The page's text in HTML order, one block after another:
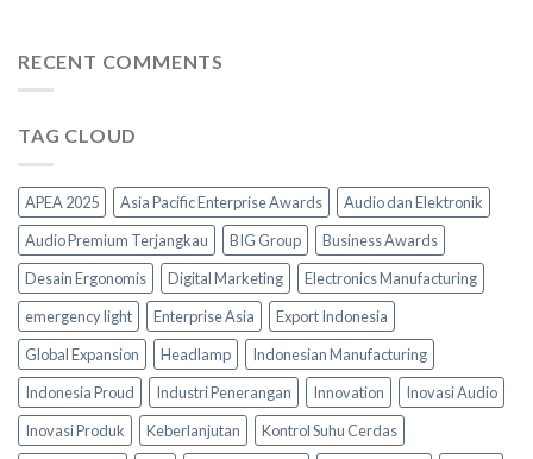
RECENT COMMENTS
TAG CLOUD
APEA 2025 Asia Pacific Enterprise Awards
Audio dan Elektronik
Audio Premium Terjangkau
BIG Group
Business Awards
Desain Ergonomis
Digital Marketing
Electronics Manufacturing
emergency light
Enterprise Asia
Export Indonesia
Global Expansion
Headlamp
Indonesian Manufacturing
Indonesia Proud
Industri Penerangan Innovation
Inovasi Audio
Inovasi Produk
Keberlanjutan
Kontrol Suhu Cerdas